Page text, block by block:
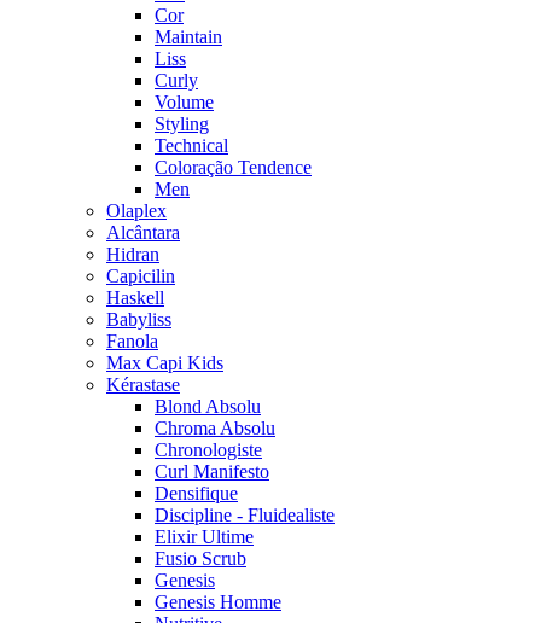
Cor
Maintain
Liss
Curly
Volume
Styling
Technical
Coloração Tendence
Men
Olaplex
Alcântara
Hidran
Capicilin
Haskell
Babyliss
Fanola
Max Capi Kids
Kérastase
Blond Absolu
Chroma Absolu
Chronologiste
Curl Manifesto
Densifique
Discipline - Fluidealiste
Elixir Ultime
Fusio Scrub
Genesis
Genesis Homme